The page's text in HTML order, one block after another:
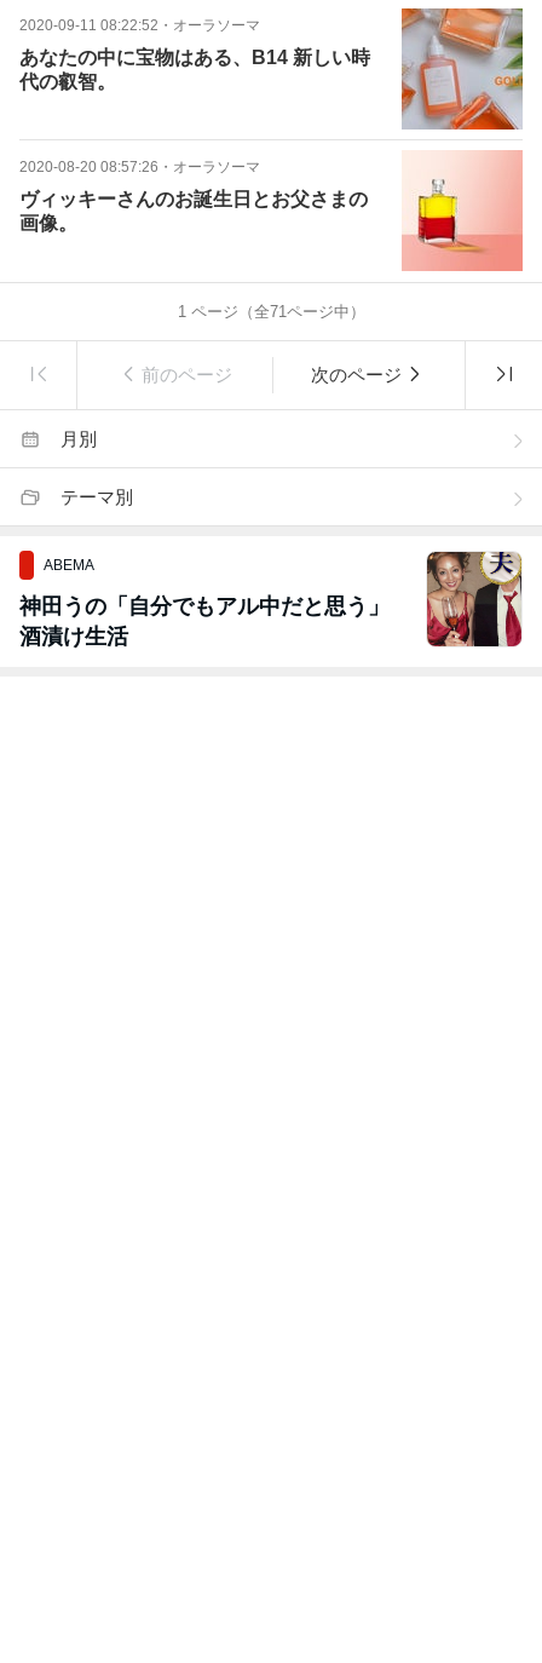
2020-09-11 08:22:52 ・ オーラソーマ
あなたの中に宝物はある、B14 新しい時
代の叡智。
2020-08-20 08:57:26 ・ オーラソーマ
ヴィッキーさんのお誕生日とお父さまの
画像。
1ページ（全71ページ中）
前のページ 次のページ
月別
テーマ別
ABEMA
神田うの「自分でもアル中だと思う」
酒漬け生活